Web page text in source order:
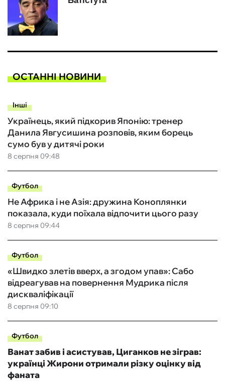
ОСТАННІ НОВИНИ
Інші
8 серпня 09:48
Українець, який підкорив Японію: тренер
Данила Явгусишина розповів, яким борець
сумо був у дитячі роки
Футбол
8 серпня 09:44
Не Африка і не Азія: дружина Коноплянки
показала, куди поїхала відпочити цього разу
Футбол
8 серпня 09:10
«Швидко злетів вверх, а згодом упав»: Сабо
відреагував на повернення Мудрика після
дискваліфікації
Футбол
Ванат забив і асистував, Циганков не зіграв:
українці Жирони отримали різку оцінку від
фаната